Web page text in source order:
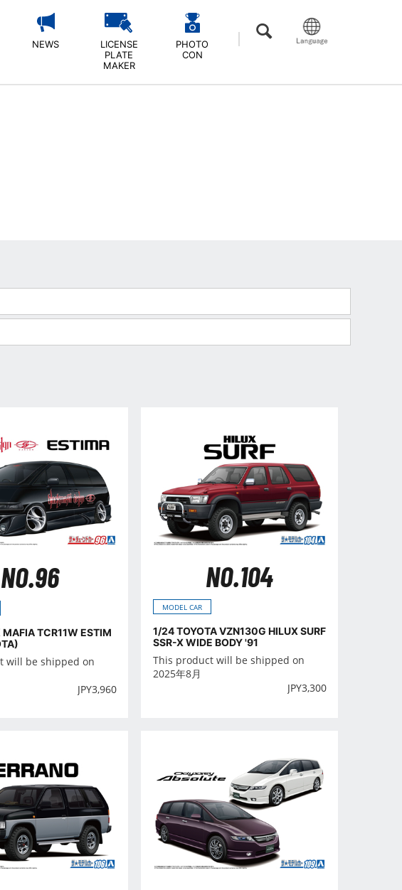
NEWS
LICENSE
PLATE
MAKER
PHOTO
CON
NO.96
TCR11W ESTIM
will be shipped on
JPY3,960
NO.104
MODEL CAR
1/24 TOYOTA VZN130G HILUX SURF
SSR-X WIDE BODY '91
This product will be shipped on
2025年8月
JPY3,300